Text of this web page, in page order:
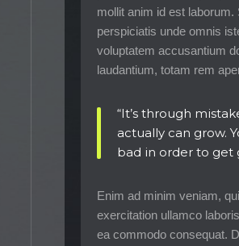
mollit anim id est laborum.
perspiciatis unde omnis
voluptatem accusantium
laudantium, totam rem
“It’s through
actually can grow.
bad in order to get
Enim ad minim veniam,
exercitation ullamco
ea commodo consequat.